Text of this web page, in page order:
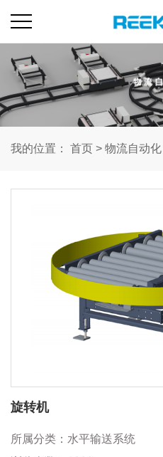
我的位置： 首页 > 物流自动化
旋转机
所属分类： 水平输送系统